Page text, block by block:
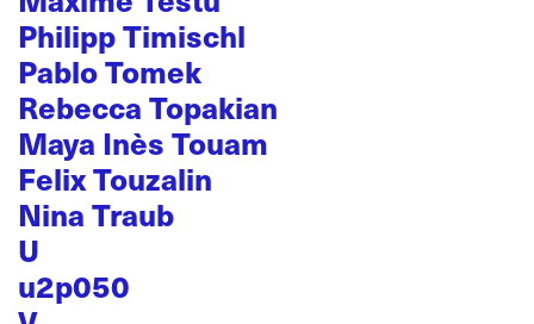
Philipp Timischl
Pablo Tomek
Rebecca Topakian
Maya Inès Touam
Felix Touzalin
Nina Traub
U
u2p050